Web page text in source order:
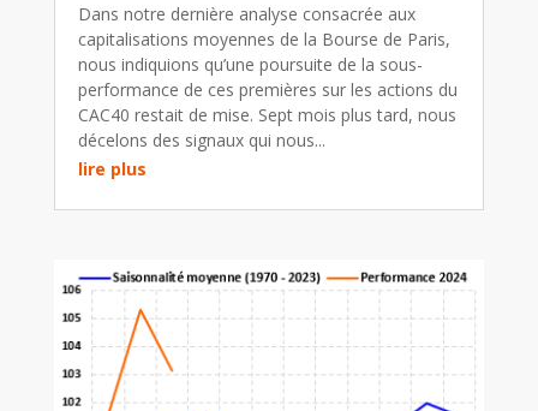
Dans notre dernière analyse consacrée aux
capitalisations moyennes de la Bourse de Paris,
nous indiquions qu’une poursuite de la sous-
performance de ces premières sur les actions du
CAC40 restait de mise. Sept mois plus tard, nous
décelons des signaux qui nous...
lire plus